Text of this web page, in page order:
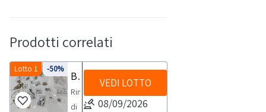
Prodotti correlati
-50%
Lotto 1
Bigiotteria gioielli e argenteria
Rimanenze
di
VEDI LOTTO
08/09/2026